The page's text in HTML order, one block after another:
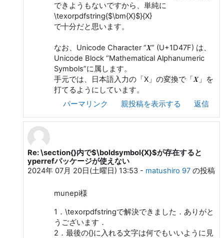
できようもないですから、単純に
\texorpdfstring{$\bm{X}$}{X}
で十分だと思います。
なお、Unicode Character “𝑿” (U+1D47F) は、
Unicode Block “Mathematical Alphanumeric
Symbols”に属します。
手元では、日本語入力の「X」の変換で「𝑿」を
打てるようにしています。
パーマリンク
親投稿を表示する 返信
matushiro 97 への返信
Re: \section{}内で$\boldsymbol{X}$が存在すると
yperrefパッケージが使えない
2024年 07月 20日(土曜日) 13:53- matushiro 97の投稿
munepi様
1．\texorpdfstringで解決できました．ありがと
うございます．
2．最後の{}に入れる文字は何でもいいように見